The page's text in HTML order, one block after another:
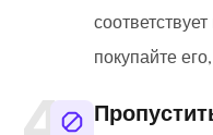
покупайте